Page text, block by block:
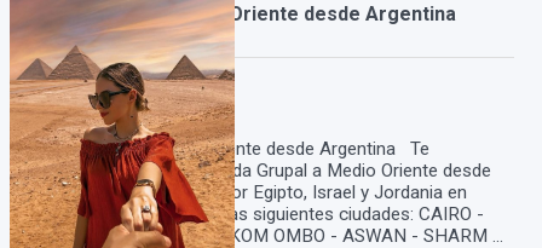
Salida Grupal a Medio Oriente desde Argentina
Duración:
20Días 19Noches
Salida Grupal a Medio Oriente desde Argentina Te
presentamos nuestra Salida Grupal a Medio Oriente desde
Argentina un viaje único por Egipto, Israel y Jordania en
donde vamos a recorrer las siguientes ciudades: CAIRO -
LUXOR - ESNA - EDFU - KOM OMBO - ASWAN - SHARM ...